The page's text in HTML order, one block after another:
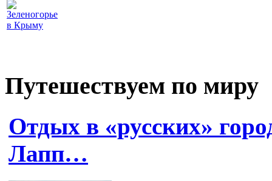
Зеленогорье
в Крыму
Путешествуем по миру
Отдых в «русских»
Лапп…